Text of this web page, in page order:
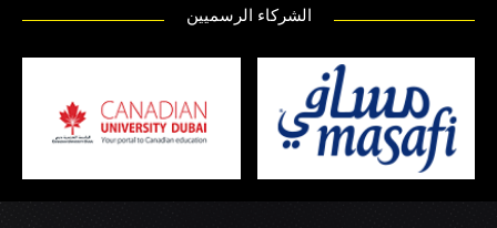
الشركاء الرسميين